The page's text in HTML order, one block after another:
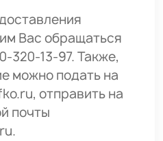
Вас обращаться
320-13-97. Также,
можно подать на
отправить на
почты